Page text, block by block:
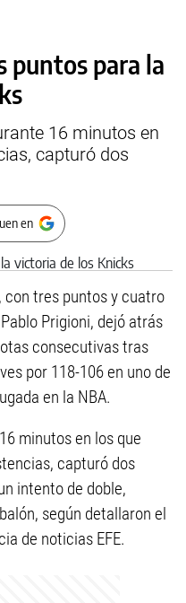
puntos para la
16 minutos en
capturó dos
en
con tres puntos y cuatro
Prigioni, dejó atrás
consecutivas tras
por 118-106 en uno de
en la NBA.
minutos en los que
capturó dos
intento de doble,
según detallaron el
de noticias EFE.